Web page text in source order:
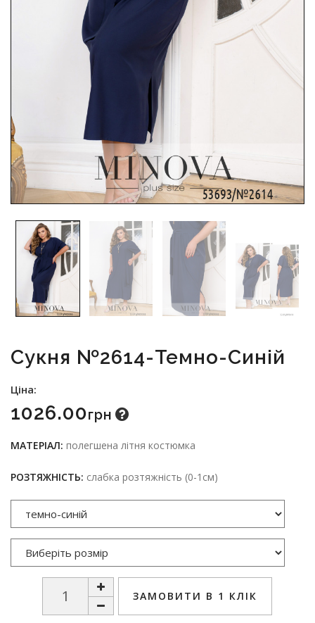
Сукня №2614-Темно-Синій
Ціна:
1026.00Грн
МАТЕРІАЛ: полегшена літня костюмка
РОЗТЯЖНІСТЬ: слабка розтяжність (0-1см)
ЗАМОВИТИ В 1 КЛІК